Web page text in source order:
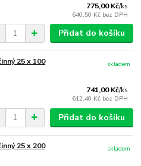
775,00 Kč/ks
640,50 Kč bez DPH
Přidat do košíku
25 x 100
741,00 Kč/ks
612,40 Kč bez DPH
skladem
Přidat do košíku
25 x 200
skladem